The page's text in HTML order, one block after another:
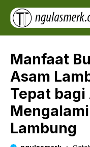
Skip
content
Manfaat
Asam
Tepat bagi
Lambung